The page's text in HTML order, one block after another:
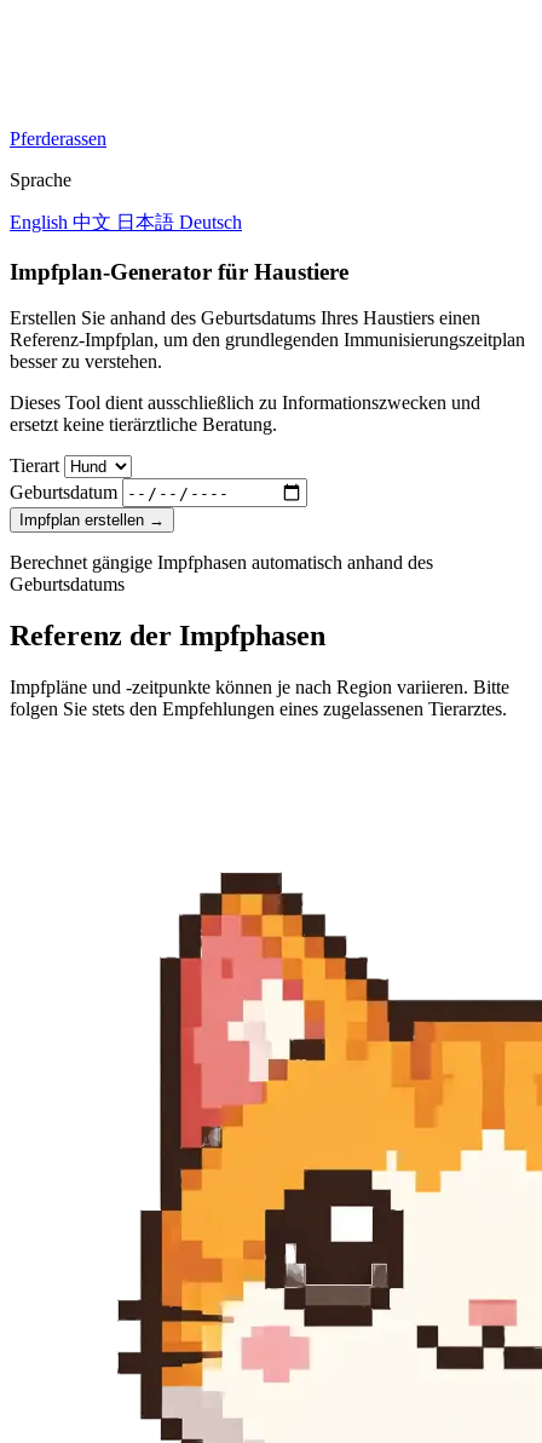
Pferderassen
Sprache
English 中文 日本語 Deutsch
Impfplan-Generator für Haustiere
Erstellen Sie anhand des Geburtsdatums Ihres Haustiers einen
Referenz-Impfplan, um den grundlegenden Immunisierungszeitplan
besser zu verstehen.
Dieses Tool dient ausschließlich zu Informationszwecken und
ersetzt keine tierärztliche Beratung.
Tierart
Geburtsdatum
Impfplan erstellen →
Berechnet gängige Impfphasen automatisch anhand des
Geburtsdatums
Referenz der Impfphasen
Impfpläne und -zeitpunkte können je nach Region variieren. Bitte
folgen Sie stets den Empfehlungen eines zugelassenen Tierarztes.